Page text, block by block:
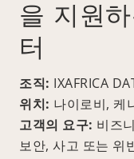
을 지원
터
조직: IXAFRICA
위치: 나이로비, 케
고객의 요구: 비즈
보안, 사고 또는 위